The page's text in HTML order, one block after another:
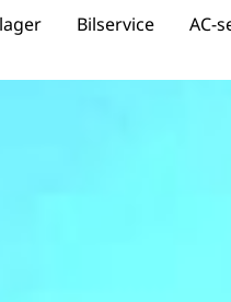
Bilservice AC-